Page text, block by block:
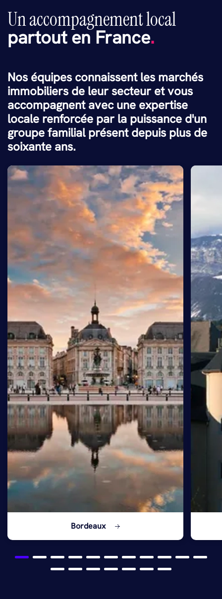
Un accompagnement local
partout en France.
Nos équipes connaissent les marchés
immobiliers de leur secteur et vous
accompagnent avec une expertise
locale renforcée par la puissance d'un
groupe familial présent depuis plus de
soixante ans.
Bordeaux